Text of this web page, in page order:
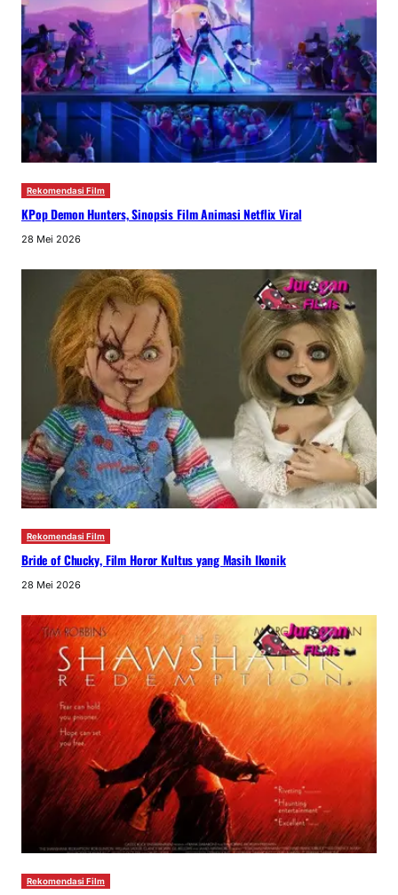
Rekomendasi Film
KPop Demon Hunters, Sinopsis Film Animasi Netflix Viral
28 Mei 2026
Rekomendasi Film
Bride of Chucky, Film Horor Kultus yang Masih Ikonik
28 Mei 2026
Rekomendasi Film